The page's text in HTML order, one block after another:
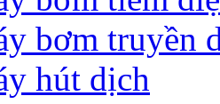
bơm truyền
hút dịch